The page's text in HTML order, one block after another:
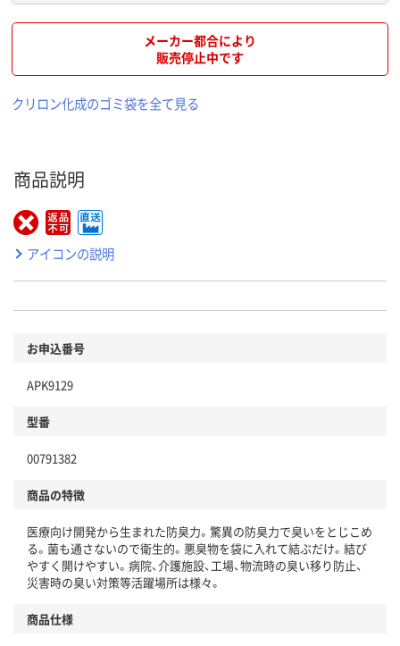
メーカー都合により
販売停止中です
クリロン化成のゴミ袋を全て見る
商品説明
アイコンの説明
お申込番号
APK9129
型番
00791382
商品の特徴
医療向け開発から生まれた防臭力。驚異の防臭力で臭いをとじこめ
る。菌も通さないので衛生的。悪臭物を袋に入れて結ぶだけ。結び
やすく開けやすい。病院、介護施設、工場、物流時の臭い移り防止、
災害時の臭い対策等活躍場所は様々。
商品仕様